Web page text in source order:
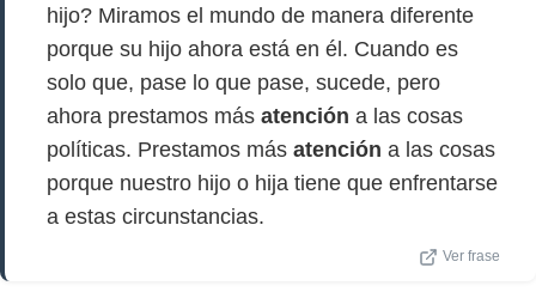
hijo? Miramos el mundo de manera diferente
porque su hijo ahora está en él. Cuando es
solo que, pase lo que pase, sucede, pero
ahora prestamos más atención a las cosas
políticas. Prestamos más atención a las cosas
porque nuestro hijo o hija tiene que enfrentarse
a estas circunstancias.
Ver frase